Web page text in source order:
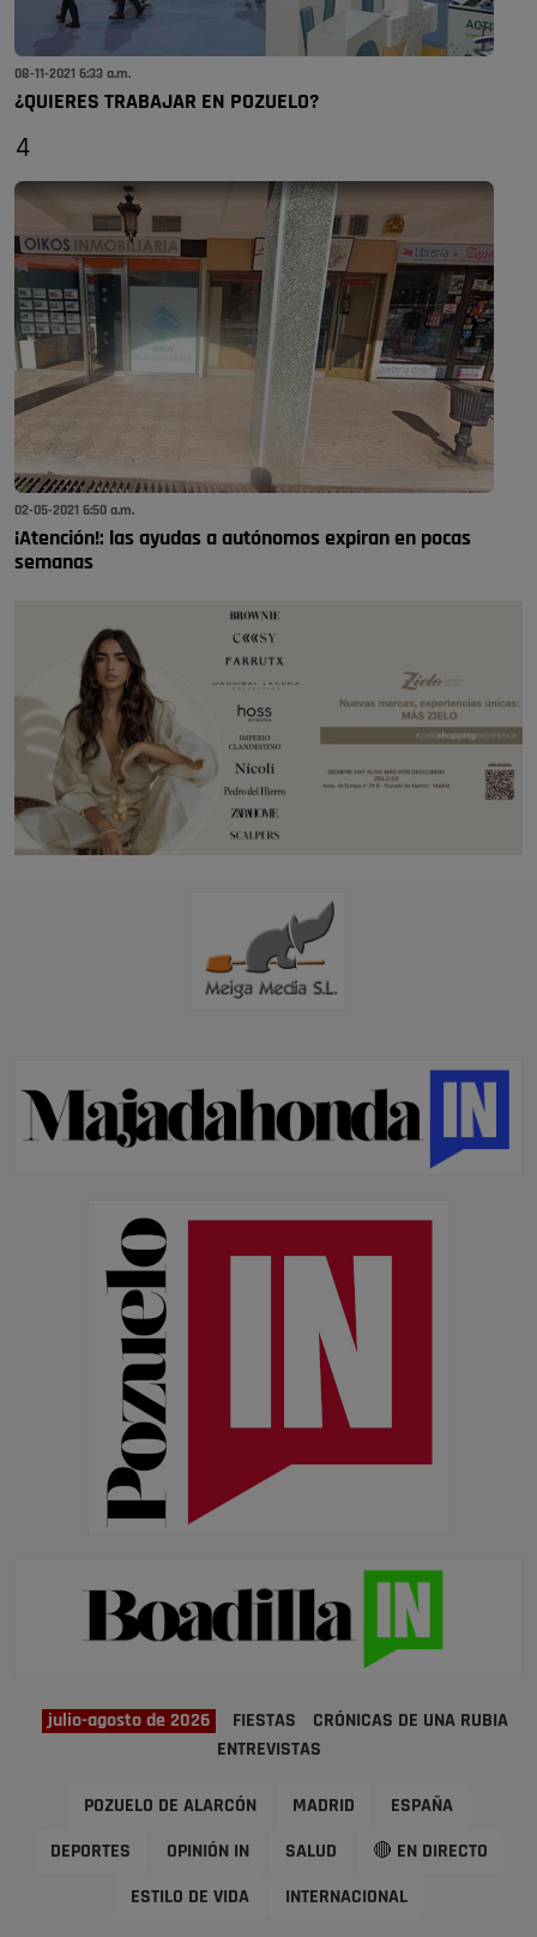
08-11-2021 6:33 a.m.
¿QUIERES TRABAJAR EN POZUELO?
4
02-05-2021 6:50 a.m.
¡Atención!: las ayudas a autónomos expiran en pocas
semanas
julio-agosto de 2026 FIESTAS
CRÓNICAS DE UNA RUBIA
ENTREVISTAS
POZUELO DE ALARCÓN MADRID ESPAÑA
DEPORTES OPINIÓN IN SALUD 🔴 EN DIRECTO
ESTILO DE VIDA INTERNACIONAL